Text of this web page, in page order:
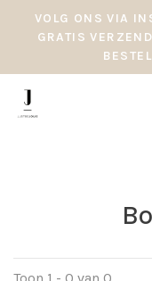
VOLG ONS VIA
GRATIS